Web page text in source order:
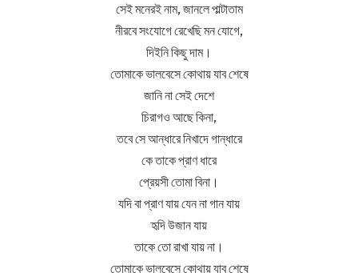
সেই মনেরই নাম, জানলে পাল্টাতাম
নীরবে সংযোগে রেখেছি মন যোগে,
দিইনি কিছু দাম।
তোমাকে ভালবেসে কোথায় যাব শেষে
জানি না সেই দেশে
চিরাগও আছে কিনা,
তবে সে আন্ধারে নিখাদে গান্ধারে
কে তাকে প্রাণ ধারে
প্রেয়সী তোমা বিনা।
যদি বা প্রাণ যায় যেন না গান যায়
হৃদি উজান যায়
তাকে তো রাখা যায় না।
তোমাকে ভালবেসে কোথায় যাব শেষে